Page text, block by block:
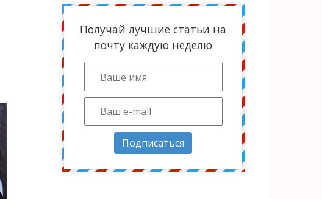
Получай лучшие статьи на
почту каждую неделю
Подписаться